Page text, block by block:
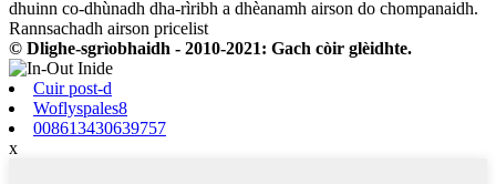
dhuinn co-dhùnadh dha-rìribh a dhèanamh airson do chompanaidh.
Rannsachadh airson pricelist
© Dlighe-sgrìobhaidh - 2010-2021: Gach còir glèidhte.
Cuir post-d
Woflyspales8
008613430639757
x